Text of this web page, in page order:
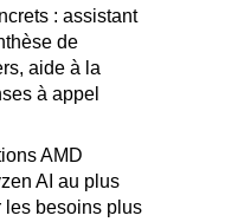
: assistant
de
aide à la
à appel
AMD
AI au plus
les besoins plus